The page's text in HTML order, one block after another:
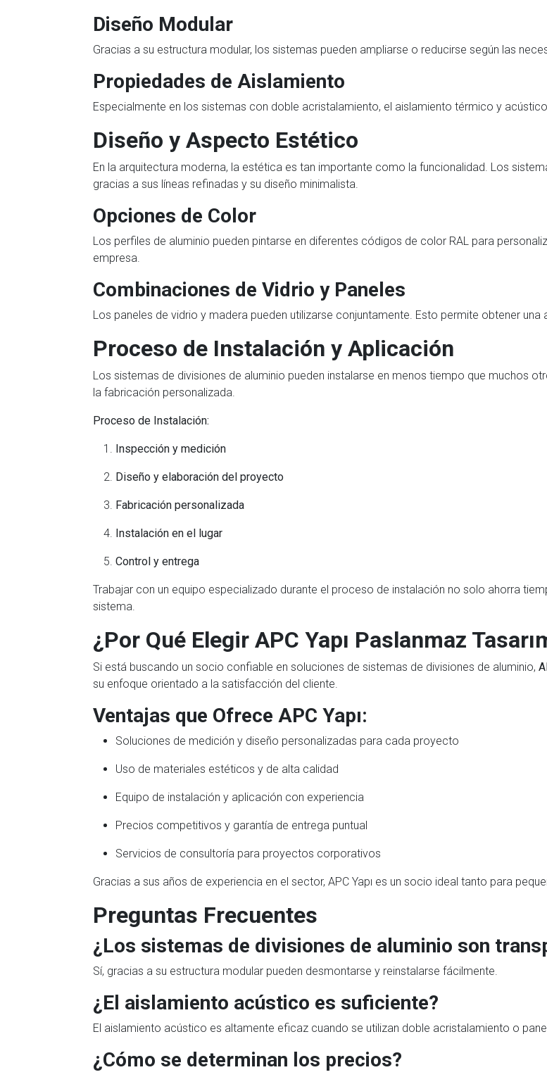
Diseño Modular
Gracias a su estructura modular, los sistemas pueden ampliarse o reducirse según las
Propiedades de Aislamiento
Especialmente en los sistemas con doble acristalamiento, el aislamiento térmico y
Diseño y Aspecto Estético
En la arquitectura moderna, la estética es tan importante como la funcionalidad. Los
gracias a sus líneas refinadas y su diseño minimalista.
Opciones de Color
Los perfiles de aluminio pueden pintarse en diferentes códigos de color RAL para
empresa.
Combinaciones de Vidrio y Paneles
Los paneles de vidrio y madera pueden utilizarse conjuntamente. Esto permite obtener
Proceso de Instalación y Aplicación
Los sistemas de divisiones de aluminio pueden instalarse en menos tiempo que muchos
la fabricación personalizada.
Proceso de Instalación:
Inspección y medición
Diseño y elaboración del proyecto
Fabricación personalizada
Instalación en el lugar
Control y entrega
Trabajar con un equipo especializado durante el proceso de instalación no solo ahorra
sistema.
¿Por Qué Elegir APC Yapı Paslanmaz
Si está buscando un socio confiable en soluciones de sistemas de divisiones de aluminio,
su enfoque orientado a la satisfacción del cliente.
Ventajas que Ofrece APC Yapı:
Soluciones de medición y diseño personalizadas para cada proyecto
Uso de materiales estéticos y de alta calidad
Equipo de instalación y aplicación con experiencia
Precios competitivos y garantía de entrega puntual
Servicios de consultoría para proyectos corporativos
Gracias a sus años de experiencia en el sector, APC Yapı es un socio ideal tanto para
Preguntas Frecuentes
¿Los sistemas de divisiones de aluminio son
Sí, gracias a su estructura modular pueden desmontarse y reinstalarse fácilmente.
¿El aislamiento acústico es suficiente?
El aislamiento acústico es altamente eficaz cuando se utilizan doble acristalamiento o
¿Cómo se determinan los precios?